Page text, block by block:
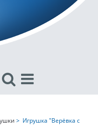
> Игрушка "Верёвка с